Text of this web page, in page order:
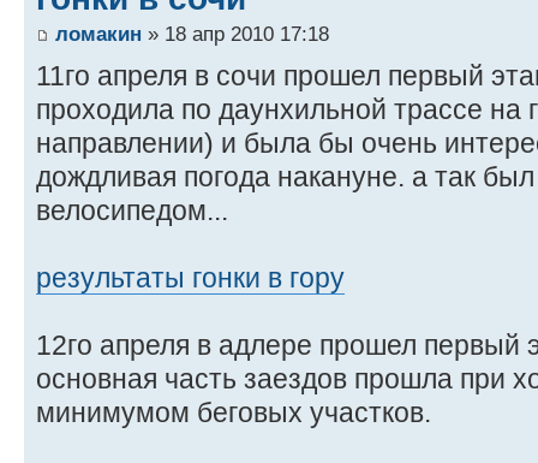
ломакин » 18 апр 2010 17:18
11го апреля в сочи прошел первый
проходила по даунхильной трассе на
направлении) и была бы очень
дождливая погода накануне. а так был
велосипедом...
результаты гонки в гору
12го апреля в адлере прошел первый
основная часть заездов прошла при
минимумом беговых участков.